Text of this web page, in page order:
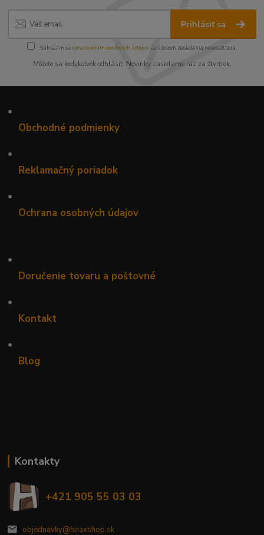
Prihlásiť sa
Súhlasím sospracovaním osobných údajov za účelom zasielania newslettera.
Môžete sa kedykoľvek odhlásiť. Novinky zasielame raz za štvrťrok.
•
Obchodné podmienky
•
Reklamačný poriadok
•
Ochrana osobných údajov
•
Doručenie tovaru a poštovné
•
Kontakt
•
Blog
Kontakty
+421 905 55 03 03
objednavky@hiraxshop.sk